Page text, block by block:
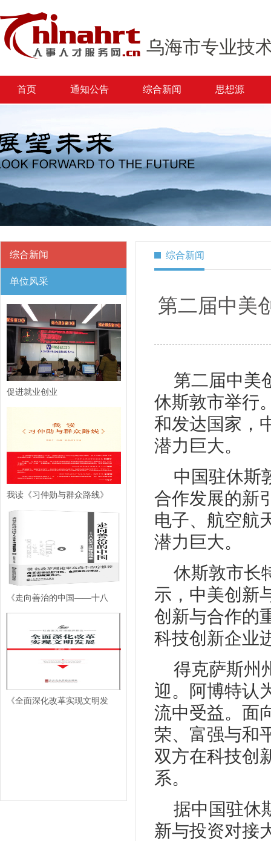
乌海市专业技
首页 通知公告 综合新闻 思想源
综合新闻
单位风采
促进就业创业
我读《习仲勋与群众路线》
《走向善治的中国——十八
《全面深化改革实现文明发
综合新闻
第二届中美
第二届中美
休斯敦市举行
和发达国家，
潜力巨大。
中国驻休斯
合作发展的新
电子、航空航
潜力巨大。
休斯敦市长
示，中美创新
创新与合作的
科技创新企业
得克萨斯州
迎。阿博特认
流中受益。面
荣、富强与和
双方在科技创
系。
据中国驻休
新与投资对接